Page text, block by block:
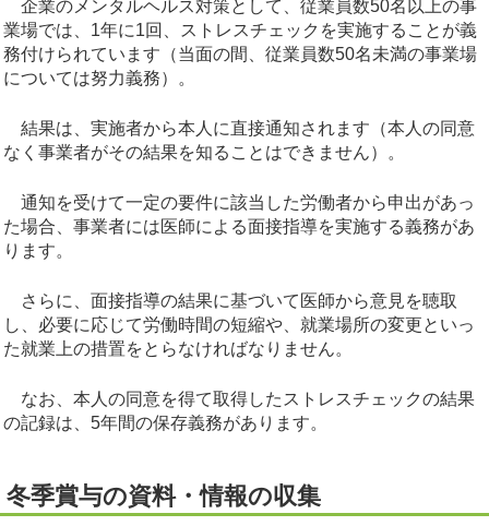
企業のメンタルヘルス対策として、従業員数50名以上の事
業場では、1年に1回、ストレスチェックを実施することが義
務付けられています（当面の間、従業員数50名未満の事業場
については努力義務）。
結果は、実施者から本人に直接通知されます（本人の同意
なく事業者がその結果を知ることはできません）。
通知を受けて一定の要件に該当した労働者から申出があっ
た場合、事業者には医師による面接指導を実施する義務があ
ります。
さらに、面接指導の結果に基づいて医師から意見を聴取
し、必要に応じて労働時間の短縮や、就業場所の変更といっ
た就業上の措置をとらなければなりません。
なお、本人の同意を得て取得したストレスチェックの結果
の記録は、5年間の保存義務があります。
冬季賞与の資料・情報の収集